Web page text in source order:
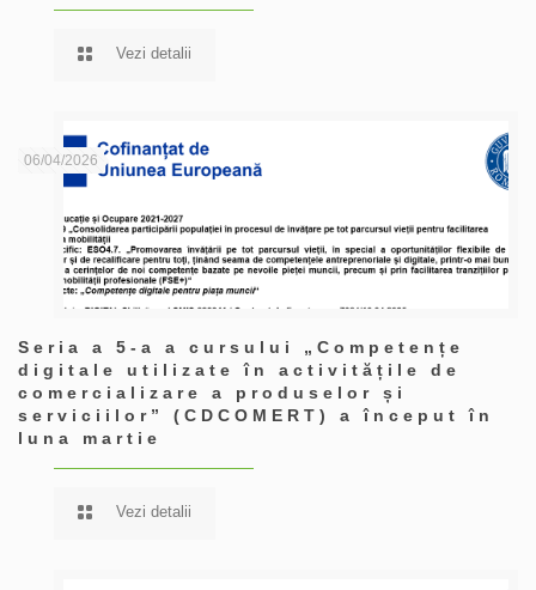
Vezi detalii
06/04/2026
Seria a 5-a a cursului „Competențe
digitale utilizate în activitățile de
comercializare a produselor și
serviciilor” (CDCOMERT) a început în
luna martie
Vezi detalii